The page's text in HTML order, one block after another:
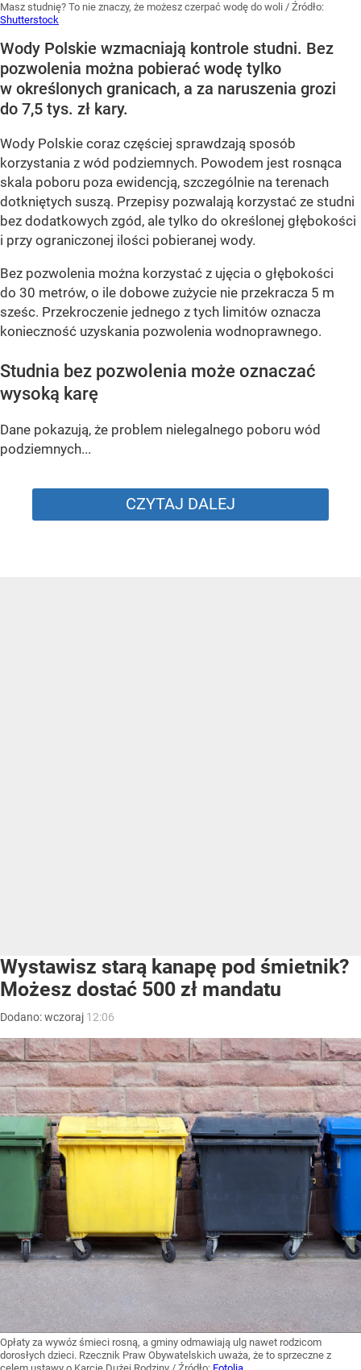
Masz studnię? To nie znaczy, że możesz czerpać wodę do woli / Źródło:
Shutterstock
Wody Polskie wzmacniają kontrole studni. Bez
pozwolenia można pobierać wodę tylko
w określonych granicach, a za naruszenia grozi
do 7,5 tys. zł kary.
Wody Polskie coraz częściej sprawdzają sposób
korzystania z wód podziemnych. Powodem jest rosnąca
skala poboru poza ewidencją, szczególnie na terenach
dotkniętych suszą. Przepisy pozwalają korzystać ze studni
bez dodatkowych zgód, ale tylko do określonej głębokości
i przy ograniczonej ilości pobieranej wody.
Bez pozwolenia można korzystać z ujęcia o głębokości
do 30 metrów, o ile dobowe zużycie nie przekracza 5 m
sześc. Przekroczenie jednego z tych limitów oznacza
konieczność uzyskania pozwolenia wodnoprawnego.
Studnia bez pozwolenia może oznaczać
wysoką karę
Dane pokazują, że problem nielegalnego poboru wód
podziemnych...
CZYTAJ DALEJ
Wystawisz starą kanapę pod śmietnik?
Możesz dostać 500 zł mandatu
Dodano:wczoraj 12:06
Opłaty za wywóz śmieci rosną, a gminy odmawiają ulg nawet rodzicom
dorosłych dzieci. Rzecznik Praw Obywatelskich uważa, że to sprzeczne z